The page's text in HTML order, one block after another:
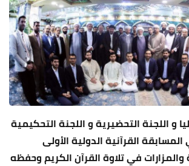
و اللجنة التحضيرية و اللجنة التحكيمية
القرآنية الدولية الأولى
في تلاوة القرآن الكريم وحفظه